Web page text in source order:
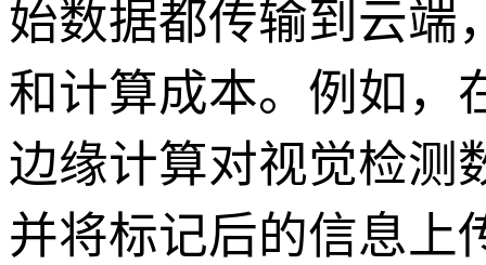
始数据都传输到云端
和计算成本。例如，
边缘计算对视觉检测
并将标记后的信息上